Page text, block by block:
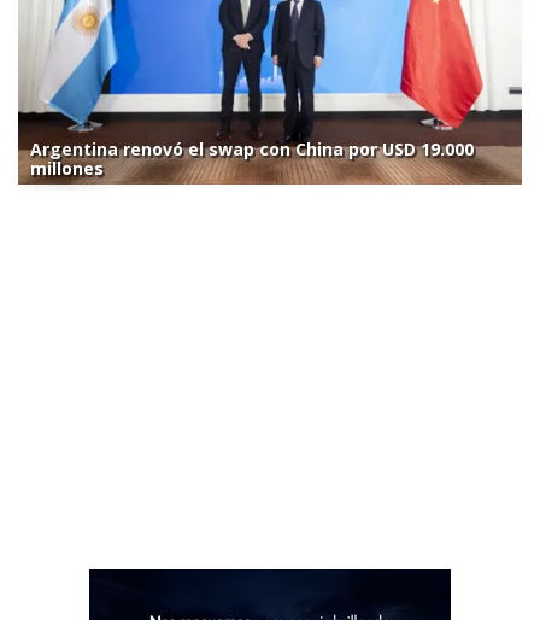
Argentina renovó el swap con China por USD 19.000
millones